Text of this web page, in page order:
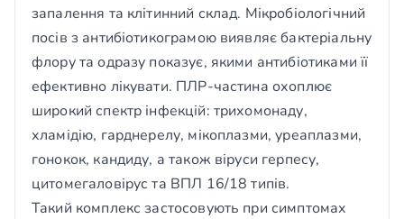
запалення та клітинний склад. Мікробіологічний
посів з антибіотикограмою виявляє бактеріальну
флору та одразу показує, якими антибіотиками її
ефективно лікувати. ПЛР-частина охоплює
широкий спектр інфекцій: трихомонаду,
хламідію, гарднерелу, мікоплазми, уреаплазми,
гонокок, кандиду, а також віруси герпесу,
цитомегаловірус та ВПЛ 16/18 типів.
Такий комплекс застосовують при симптомах